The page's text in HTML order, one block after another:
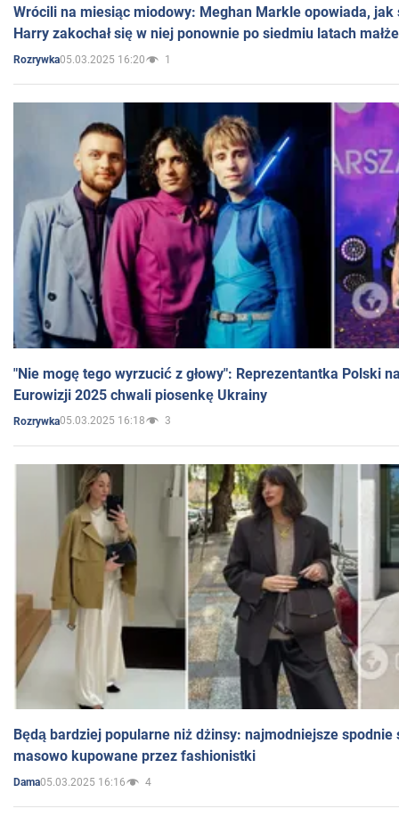
Wrócili na miesiąc miodowy: Meghan Markle opowiada, jak
Harry zakochał się w niej ponownie po siedmiu latach
Rozrywka05.03.2025 16:20 1
"Nie mogę tego wyrzucić z głowy": Reprezentantka Polski
Eurowizji 2025 chwali piosenkę Ukrainy
Rozrywka05.03.2025 16:18 3
Będą bardziej popularne niż dżinsy: najmodniejsze spodnie
masowo kupowane przez fashionistki
Dama05.03.2025 16:16 4